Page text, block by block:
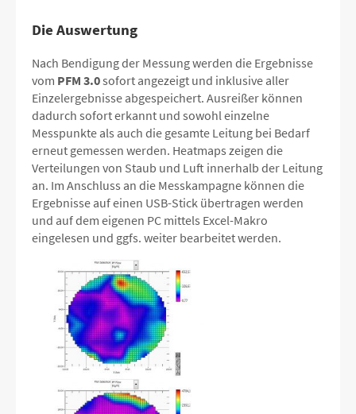
Die Auswertung
Nach Bendigung der Messung werden die Ergebnisse
vom PFM 3.0sofort angezeigt und inklusive aller
Einzelergebnisse abgespeichert. Ausreißer können
dadurch sofort erkannt und sowohl einzelne
Messpunkte als auch die gesamte Leitung bei Bedarf
erneut gemessen werden. Heatmaps zeigen die
Verteilungen von Staub und Luft innerhalb der Leitung
an. Im Anschluss an die Messkampagne können die
Ergebnisse auf einen USB-Stick übertragen werden
und auf dem eigenen PC mittels Excel-Makro
eingelesen und ggfs. weiter bearbeitet werden.